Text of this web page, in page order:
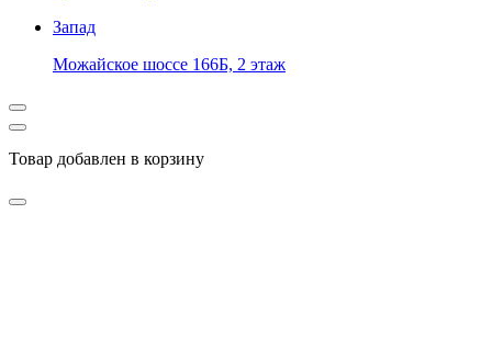
Запад
Можайское шоссе 166Б, 2 этаж
Товар добавлен в корзину